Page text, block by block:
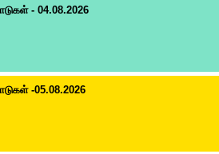
- 04.08.2026
-05.08.2026